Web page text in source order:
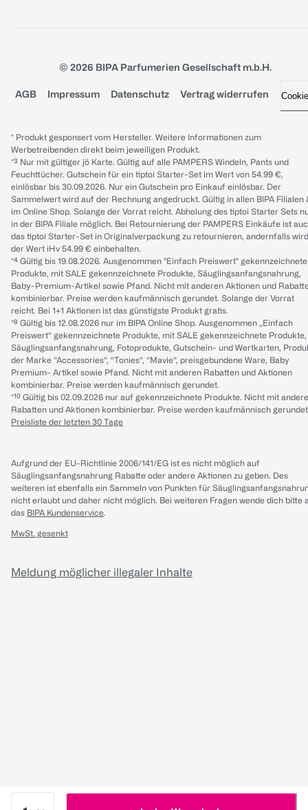
© 2026 BIPA Parfumerien Gesellschaft m.b.H.
AGB Impressum Datenschutz Vertrag widerrufen
* Produkt gesponsert vom Hersteller. Weitere Informationen zum
Werbetreibenden direkt beim jeweiligen Produkt.
*³ Nur mit gültiger jö Karte. Gültig auf alle PAMPERS Windeln, Pants und
Feuchttücher. Gutschein für ein tiptoi Starter-Set im Wert von 54.99 €,
einlösbar bis 30.09.2026. Nur ein Gutschein pro Einkauf einlösbar. Der
Sammelwert wird auf der Rechnung angedruckt. Gültig in allen BIPA Filialen
im Online Shop. Solange der Vorrat reicht. Abholung des tiptoi Starter Sets
in der BIPA Filiale möglich. Bei Retournierung der PAMPERS Einkäufe ist
das tiptoi Starter-Set in Originalverpackung zu retournieren, andernfalls wird
der Wert iHv 54.99 € einbehalten.
*⁴ Gültig bis 19.08.2026. Ausgenommen "Einfach Preiswert" gekennzeichnete
Produkte, mit SALE gekennzeichnete Produkte, Säuglingsanfangsnahrung,
Baby-Premium-Artikel sowie Pfand. Nicht mit anderen Aktionen und
kombinierbar. Preise werden kaufmännisch gerundet. Solange der Vorrat
reicht. Bei 1+1 Aktionen ist das günstigste Produkt gratis.
*⁸ Gültig bis 12.08.2026 nur im BIPA Online Shop. Ausgenommen „Einfach
Preiswert“ gekennzeichnete Produkte, mit SALE gekennzeichnete Produkte,
Säuglingsanfangsnahrung, Fotoprodukte, Gutschein- und Wertkarten,
der Marke “Accessories“, “Tonies“, “Mavie“, preisgebundene Ware, Baby
Premium- Artikel sowie Pfand. Nicht mit anderen Rabatten und Aktionen
kombinierbar. Preise werden kaufmännisch gerundet.
*¹⁰ Gültig bis 02.09.2026 nur auf gekennzeichnete Produkte. Nicht mit
Rabatten und Aktionen kombinierbar. Preise werden kaufmännisch
Preisliste der letzten 30 Tage
Aufgrund der EU-Richtlinie 2006/141/EG ist es nicht möglich auf
Säuglingsanfangsnahrung Rabatte oder andere Aktionen zu geben. Des
weiteren ist ebenfalls ein Sammeln von Punkten für
nicht erlaubt und daher nicht möglich. Bei weiteren Fragen wende dich bitte
das BIPA Kundenservice.
MwSt. gesenkt
Meldung möglicher illegaler Inhalte